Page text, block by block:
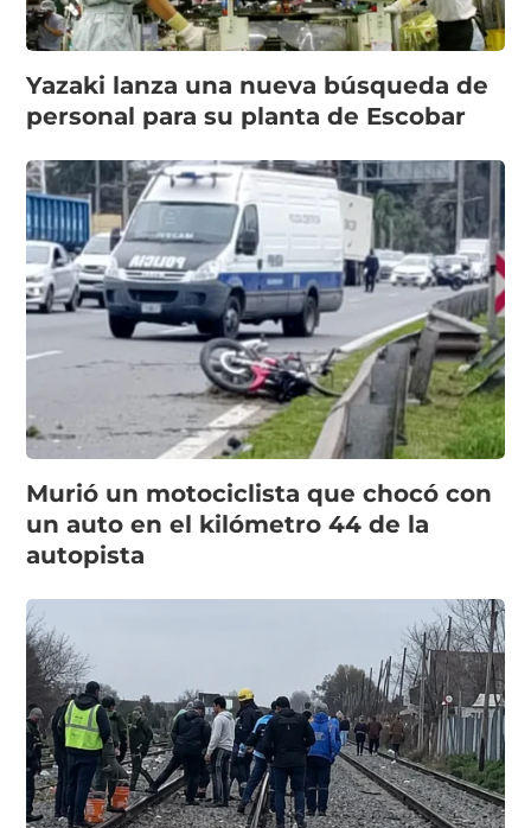
Yazaki lanza una nueva búsqueda de
personal para su planta de Escobar
Murió un motociclista que chocó con
un auto en el kilómetro 44 de la
autopista